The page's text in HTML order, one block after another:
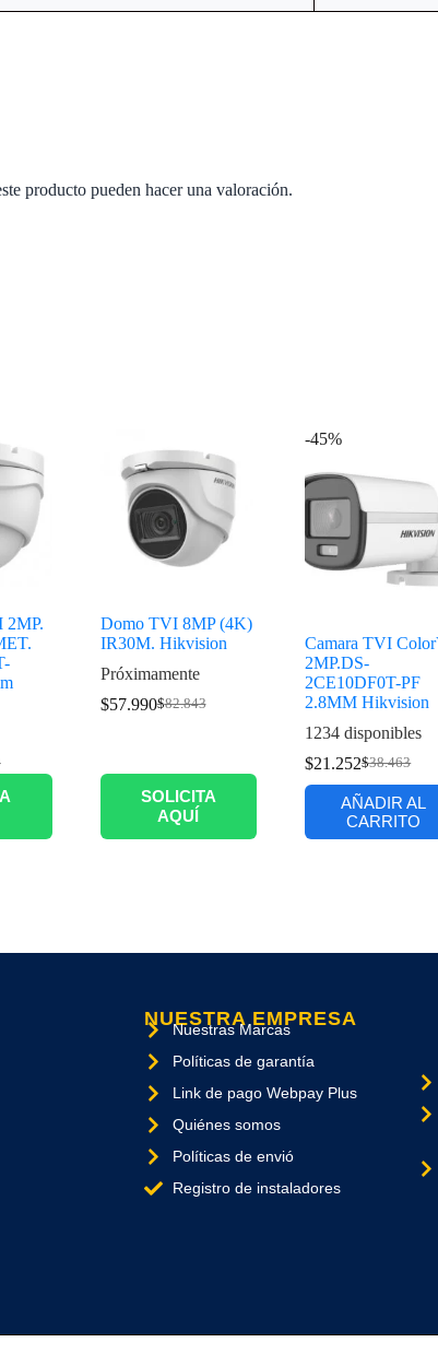
producto pueden hacer una valoración.
2MP.
Domo TVI 8MP (4K)
IR30M. Hikvision
Próximamente
$82.843
$57.990
SOLICITA
AQUÍ
-45%
Camara TVI
2MP.DS-
2CE10DF0T-PF
2.8MM Hikvision
1234 disponibles
$38.463
$21.252
AÑADIR AL
CARRITO
NUESTRA EMPRESA
Nuestras Marcas
Políticas de garantía
Link de pago Webpay Plus
Quiénes somos
Políticas de envió
Registro de instaladores